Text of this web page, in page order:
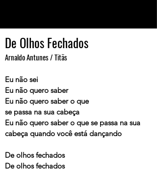
De Olhos Fechados
Arnaldo Antunes / Titãs
Eu não sei
Eu não quero saber
Eu não quero saber o que
se passa na sua cabeça
Eu não quero saber o que se passa na sua
cabeça quando você está dançando
De olhos fechados
De olhos fechados